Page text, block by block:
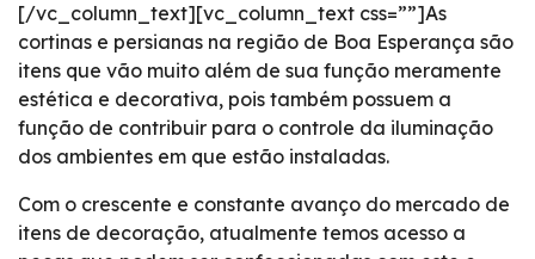
[/vc_column_text][vc_column_text css=””]As
cortinas e persianas na região de Boa Esperança são
itens que vão muito além de sua função meramente
estética e decorativa, pois também possuem a
função de contribuir para o controle da iluminação
dos ambientes em que estão instaladas.
Com o crescente e constante avanço do mercado de
itens de decoração, atualmente temos acesso a